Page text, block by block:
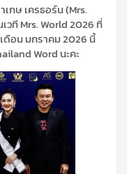
กษ เครธอร์น (Mrs.
วที Mrs. World 2026 ที่
ดือน มกราคม 2026 นี้
Word นะคะ